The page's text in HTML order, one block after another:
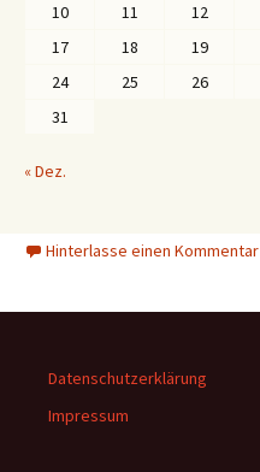
10
11 12
17
18 19
24
25 26
31
« Dez.
Hinterlasse einen Kommentar
Datenschutzerklärung
Impressum